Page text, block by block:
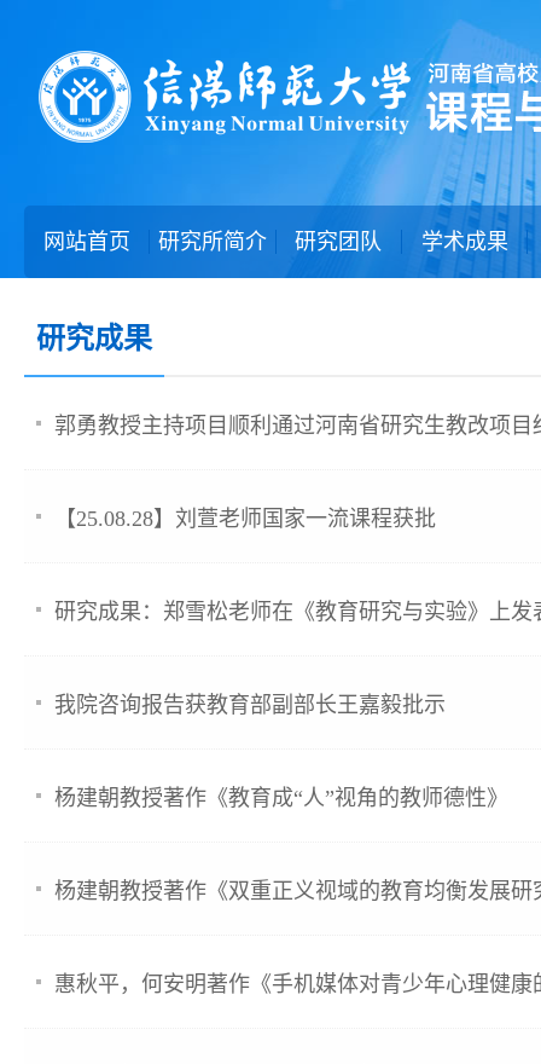
网站首页 研究所简介 研究团队 学术成果
研究成果
郭勇教授主持项目顺利通过河南省研究生教改项目
【25.08.28】刘萱老师国家一流课程获批
研究成果：郑雪松老师在《教育研究与实验》上发
我院咨询报告获教育部副部长王嘉毅批示
杨建朝教授著作《教育成“人”视角的教师德性》
杨建朝教授著作《双重正义视域的教育均衡发展
惠秋平，何安明著作《手机媒体对青少年心理健